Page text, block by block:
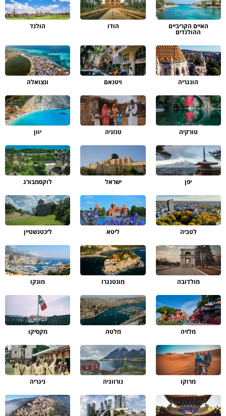
האיים הקריביים
ההולנדים
הודו הולנד
הונגריה ויטנאם ונצואלה
טורקיה טנזניה יוון
יפן ישראל לוקסמבורג
לטביה ליטא ליכטנשטיין
מולדובה מונטנגרו מונקו
מלזיה מלטה מקסיקו
מרוקו נורווגיה ניגריה